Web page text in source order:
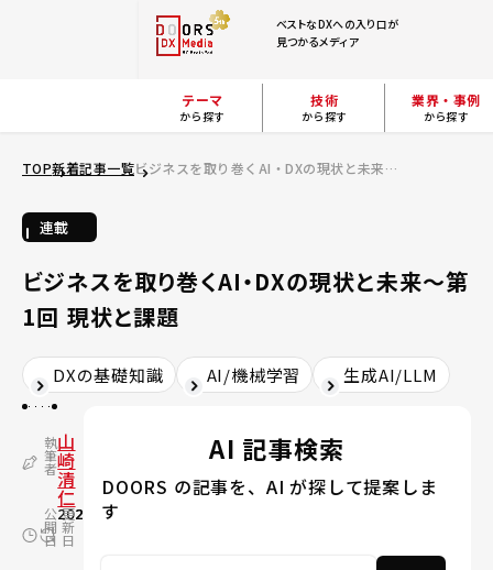
ベストなDXへの入り口が
見つかるメディア
テーマ
から探す
技術
から探す
業界・事例
から探す
TOP新着記事一覧 ビジネスを取り巻くAI・DXの現状と未来～第1回 現状と課題
連載
ビジネスを取り巻くAI・DXの現状と未来～第
1回 現状と課題
DXの基礎知識 AI/機械学習 生成AI/LLM
執
筆
者
山
崎
清
仁
公
開
日
2024.10.30
更
新
日
2026.03.09
AI 記事検索
DOORS の記事を、AI が探して提案しま
す